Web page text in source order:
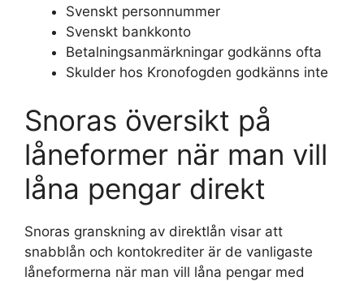
Svenskt personnummer
Svenskt bankkonto
Betalningsanmärkningar godkänns ofta
Skulder hos Kronofogden godkänns inte
Snoras översikt på
låneformer när man vill
låna pengar direkt
Snoras granskning av direktlån visar att
snabblån och kontokrediter är de vanligaste
låneformerna när man vill låna pengar med